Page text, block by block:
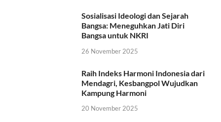
Sosialisasi Ideologi dan Sejarah
Bangsa: Meneguhkan Jati Diri
Bangsa untuk NKRI
26 November 2025
Raih Indeks Harmoni Indonesia dari
Mendagri, Kesbangpol Wujudkan
Kampung Harmoni
20 November 2025